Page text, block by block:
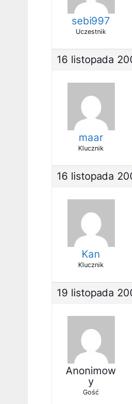
sebi997
Uczestnik
16 listopada
maar
Klucznik
16 listopada
Kan
Klucznik
19 listopada
Anonimow
y
Gość